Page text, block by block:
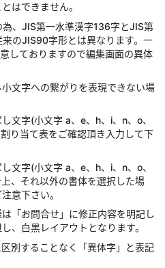
はできません。
、JIS第一水準漢字136字とJIS第
のJIS90字形とは異なります。一
しておりますので編集画面の異体
文字への繋がりを表現できない場
文字(小文字 a、e、h、i、n、o、
り当て表をご確認頂き入力して下
文字(小文字 a、e、h、i、n、o、
、それ以外の書体を選択した場
意下さい。
「お問合せ」に修正内容を明記し
、白黒レイアウトとなります。
別することなく「異体字」と表記